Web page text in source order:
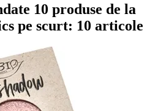
10 produse de la
pe scurt: 10 articole